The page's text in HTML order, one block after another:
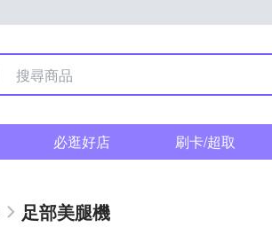
必逛好店 刷卡/超取
足部美腿機